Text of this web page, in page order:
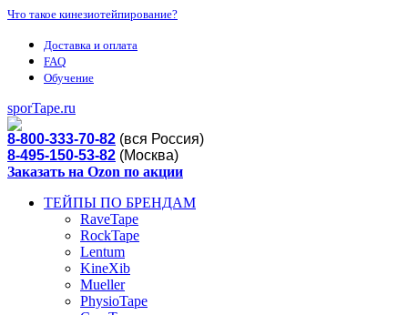
Что такое кинезиотейпирование?
Доставка и оплата
FAQ
Обучение
sporTape.ru
8-800-333-70-82 (вся Россия)
8-495-150-53-82 (Москва)
Заказать на Ozon по акции
ТЕЙПЫ ПО БРЕНДАМ
RaveTape
RockTape
Lentum
KineXib
Mueller
PhysioTape